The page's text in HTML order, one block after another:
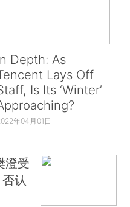
Depth: As
Lays Off
Is Its ‘Winter’
年04月01日
澄受
认